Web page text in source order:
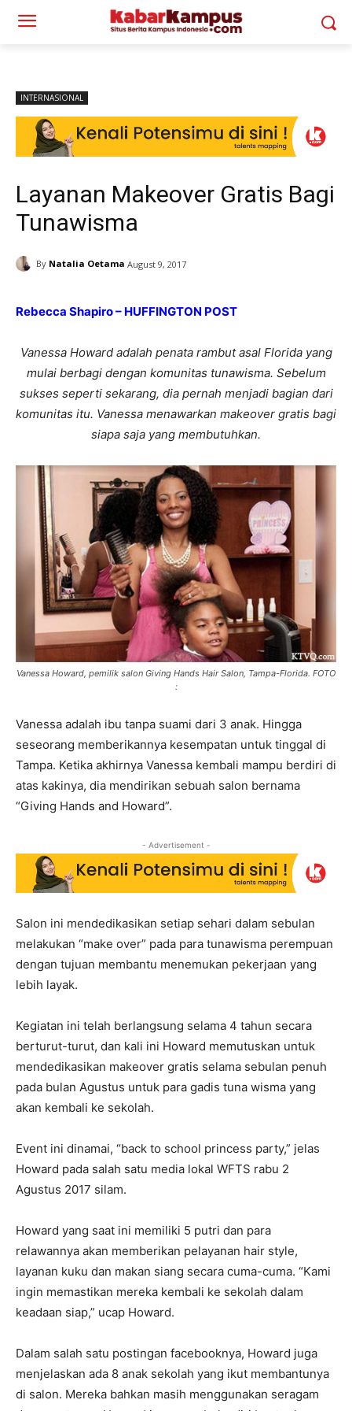
INTERNASIONAL
Layanan Makeover Gratis Bagi
Tunawisma
By Natalia Oetama August 9, 2017
Rebecca Shapiro – HUFFINGTON POST
Vanessa Howard adalah penata rambut asal Florida yang
mulai berbagi dengan komunitas tunawisma. Sebelum
sukses seperti sekarang, dia pernah menjadi bagian dari
komunitas itu. Vanessa menawarkan makeover gratis bagi
siapa saja yang membutuhkan.
Vanessa Howard, pemilik salon Giving Hands Hair Salon, Tampa-Florida. FOTO
:
Vanessa adalah ibu tanpa suami dari 3 anak. Hingga
seseorang memberikannya kesempatan untuk tinggal di
Tampa. Ketika akhirnya Vanessa kembali mampu berdiri di
atas kakinya, dia mendirikan sebuah salon bernama
“Giving Hands and Howard”.
- Advertisement -
Salon ini mendedikasikan setiap sehari dalam sebulan
melakukan “make over” pada para tunawisma perempuan
dengan tujuan membantu menemukan pekerjaan yang
lebih layak.
Kegiatan ini telah berlangsung selama 4 tahun secara
berturut-turut, dan kali ini Howard memutuskan untuk
mendedikasikan makeover gratis selama sebulan penuh
pada bulan Agustus untuk para gadis tuna wisma yang
akan kembali ke sekolah.
Event ini dinamai, “back to school princess party,” jelas
Howard pada salah satu media lokal WFTS rabu 2
Agustus 2017 silam.
Howard yang saat ini memiliki 5 putri dan para
relawannya akan memberikan pelayanan hair style,
layanan kuku dan makan siang secara cuma-cuma. “Kami
ingin memastikan mereka kembali ke sekolah dalam
keadaan siap,” ucap Howard.
Dalam salah satu postingan facebooknya, Howard juga
menjelaskan ada 8 anak sekolah yang ikut membantunya
di salon. Mereka bahkan masih menggunakan seragam